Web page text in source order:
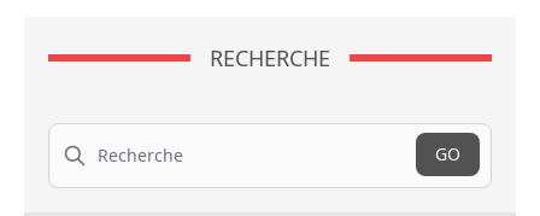
RECHERCHE
Recherche
GO